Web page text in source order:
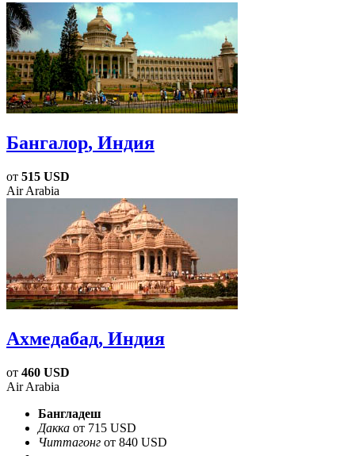
Бангалор, Индия
от 515 USD
Air Arabia
Ахмедабад, Индия
от 460 USD
Air Arabia
Бангладеш
Дакка от 715 USD
Читтагонг от 840 USD